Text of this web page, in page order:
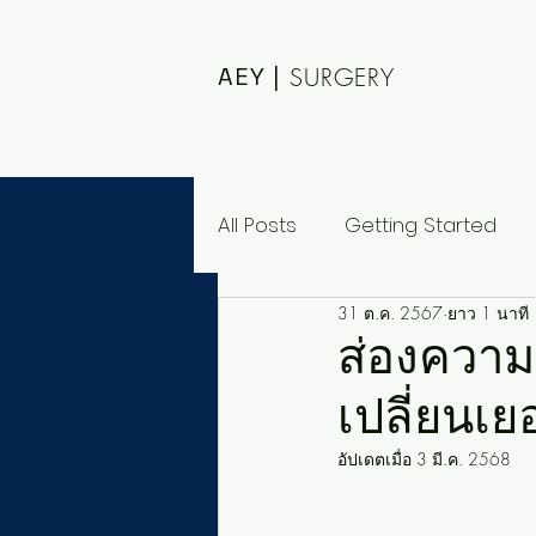
AEY | SURGERY
All Posts Getting Started
ส่องควา
เปลี่ยนเ
31 ต.ค. 2567 ยาว 1 นาที
อัปเดตเมื่อ 3 มี.ค. 2568